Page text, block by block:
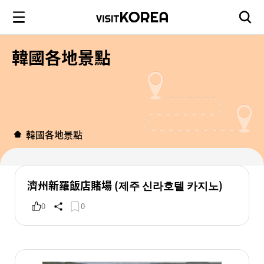
韓國各地景點
韓國各地景點
濟州新羅飯店賭場 (제주 신라호텔 카지노)
0 0